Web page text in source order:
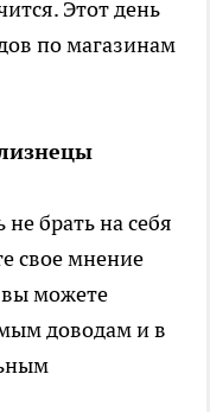
Этот день
по магазинам
брать на себя
свое мнение
можете
доводам и в